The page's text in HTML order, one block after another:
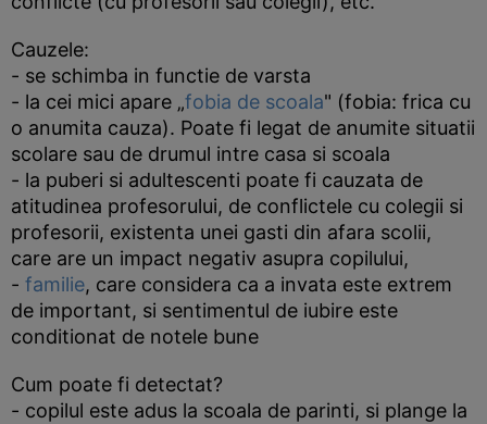
Cauzele:
- se schimba in functie de varsta
- la cei mici apare „fobia de scoala" (fobia: frica cu
o anumita cauza). Poate fi legat de anumite situatii
scolare sau de drumul intre casa si scoala
- la puberi si adultescenti poate fi cauzata de
atitudinea profesorului, de conflictele cu colegii si
profesorii, existenta unei gasti din afara scolii,
care are un impact negativ asupra copilului,
- familie, care considera ca a invata este extrem
de important, si sentimentul de iubire este
conditionat de notele bune
Cum poate fi detectat?
- copilul este adus la scoala de parinti, si plange la